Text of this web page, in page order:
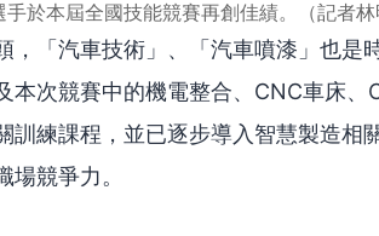
於本屆全國技能競賽再創佳績。（記者林
，「汽車技術」、「汽車噴漆」也是
本次競賽中的機電整合、CNC車床、
訓練課程，並已逐步導入智慧製造相
競爭力。